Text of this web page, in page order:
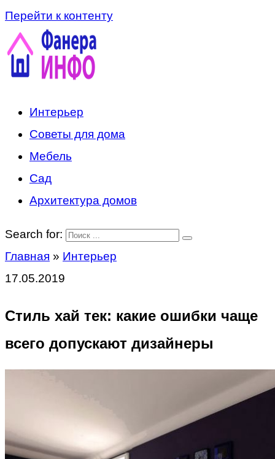
Перейти к контенту
Интерьер
Советы для дома
Мебель
Сад
Архитектура домов
Search for:
Главная » Интерьер
17.05.2019
Стиль хай тек: какие ошибки чаще
всего допускают дизайнеры